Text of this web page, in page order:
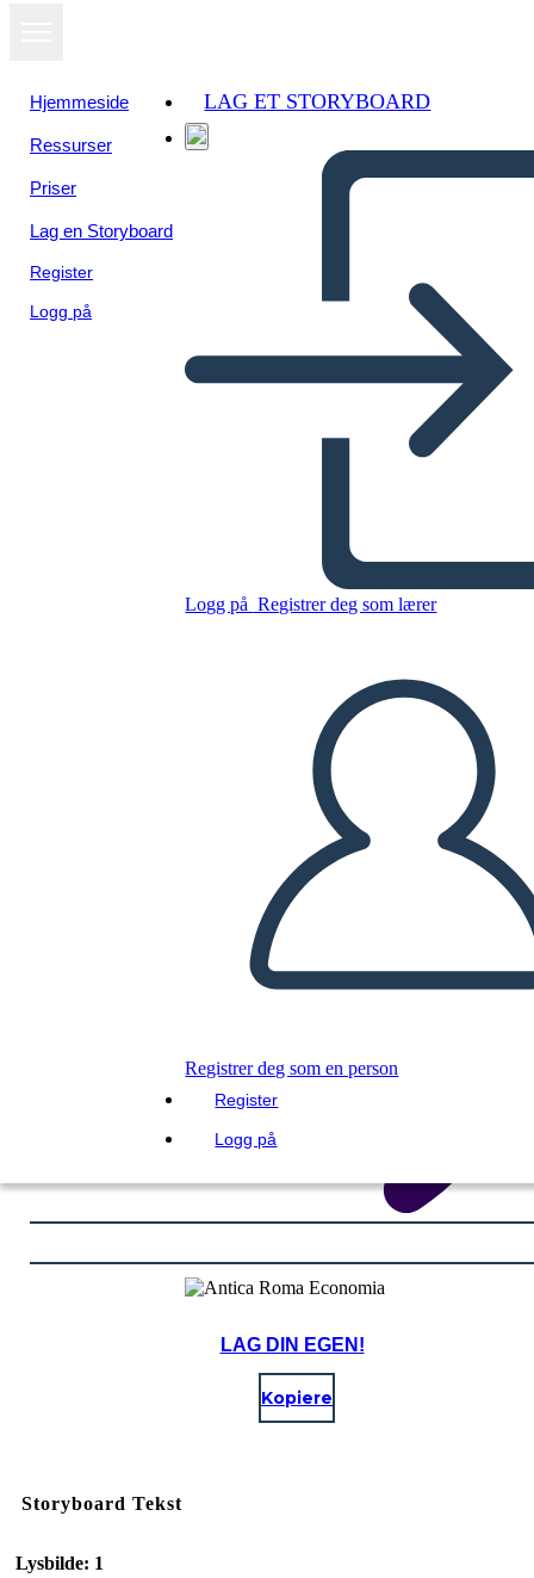
Hjemmeside
Ressurser
Priser
Lag en Storyboard
Register
Logg på
LAG ET STORYBOARD
Logg på Registrer deg som lærer
Registrer deg som en person
Register
Logg på
Kopier dette storyboardet
SPILLE AV LYSBILDEFREMVISNING
LES FOR MEG
LAG DIN EGEN!
Kopiere
Storyboard Tekst
Lysbilde: 1